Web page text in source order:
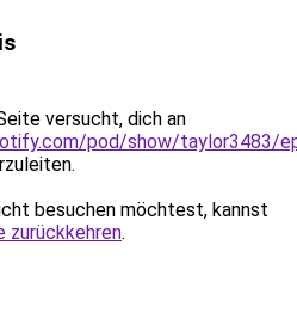
versucht, dich an
pod/show/taylor3483/
besuchen möchtest, kannst
zurückkehren.